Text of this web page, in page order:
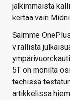
jälkimmäistä
kertaa vain
Saimme
virallista
5T on monilta
techissä
artikkelissa